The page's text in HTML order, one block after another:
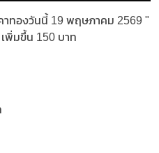
าทองวันนี้ 19 พฤษภาคม 2569 "
เพิ่มขึ้น 150 บาท